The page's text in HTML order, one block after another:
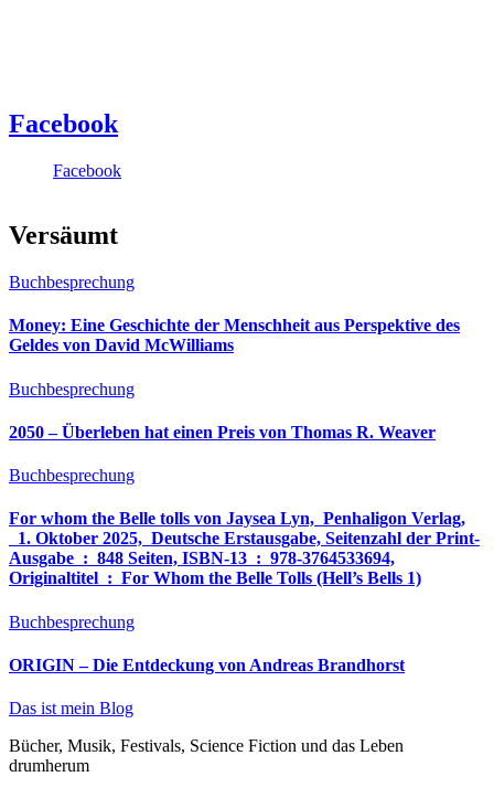
Facebook
Facebook
Versäumt
Buchbesprechung
Money: Eine Geschichte der Menschheit aus Perspektive des
Geldes von David McWilliams
Buchbesprechung
2050 – Überleben hat einen Preis von Thomas R. Weaver
Buchbesprechung
For whom the Belle tolls von Jaysea Lyn, ‎ Penhaligon Verlag,
‎ 1. Oktober 2025, ‎ Deutsche Erstausgabe, Seitenzahl der Print-
Ausgabe ‏ : ‎ 848 Seiten, ISBN-13 ‏ : ‎ 978-3764533694,
Originaltitel ‏ : ‎ For Whom the Belle Tolls (Hell’s Bells 1)
Buchbesprechung
ORIGIN – Die Entdeckung von Andreas Brandhorst
Das ist mein Blog
Bücher, Musik, Festivals, Science Fiction und das Leben
drumherum